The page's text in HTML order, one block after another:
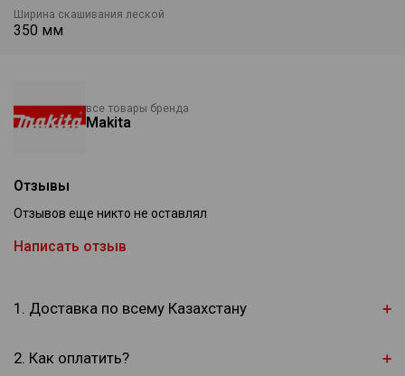
Ширина скашивания леской
350 мм
все товары бренда
Makita
Отзывы
Отзывов еще никто не оставлял
Написать отзыв
1. Доставка по всему Казахстану
2. Как оплатить?